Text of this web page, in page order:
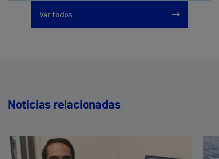
Ver todos
Noticias relacionadas